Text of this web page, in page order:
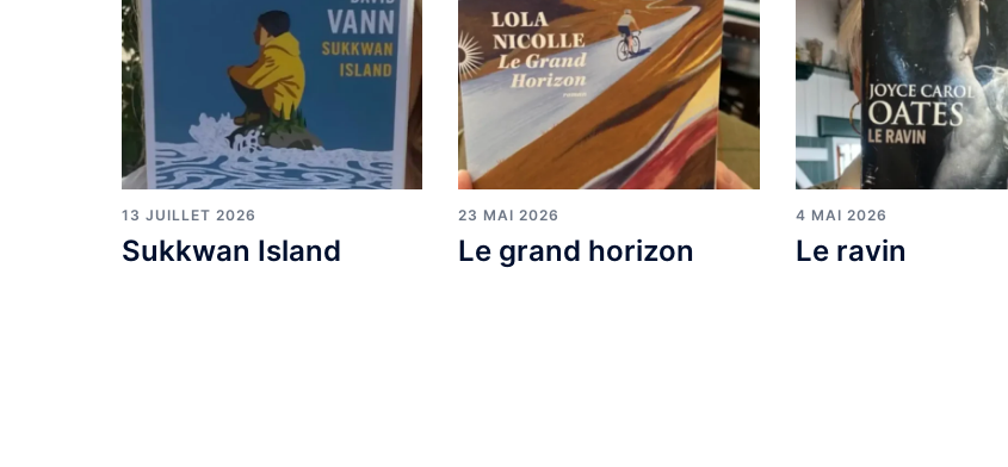
13 JUILLET 2026
Sukkwan Island
23 MAI 2026
Le grand horizon
4 MAI 2026
Le ravin